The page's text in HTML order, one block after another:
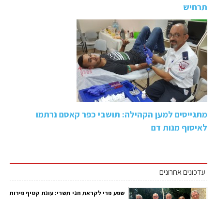
תרחיש
מתגייסים למען הקהילה: תושבי כפר קאסם נרתמו
לאיסוף מנות דם
עדכונים אחרונים
שפע פרי לקראת חגי תשרי: עונת קטיף פירות